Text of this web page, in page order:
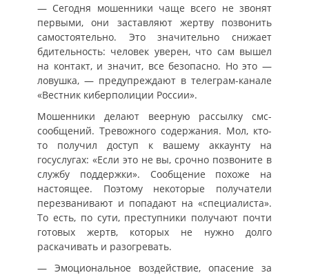
— Сегодня мошенники чаще всего не звонят
первыми, они заставляют жертву позвонить
самостоятельно. Это значительно снижает
бдительность: человек уверен, что сам вышел
на контакт, и значит, все безопасно. Но это —
ловушка, — предупреждают в телеграм-канале
«Вестник киберполиции России».
Мошенники делают веерную рассылку смс-
сообщений. Тревожного содержания. Мол, кто-
то получил доступ к вашему аккаунту на
госуслугах: «Если это не вы, срочно позвоните в
службу поддержки». Сообщение похоже на
настоящее. Поэтому некоторые получатели
перезванивают и попадают на «специалиста».
То есть, по сути, преступники получают почти
готовых жертв, которых не нужно долго
раскачивать и разогревать.
— Эмоциональное воздействие, опасение за